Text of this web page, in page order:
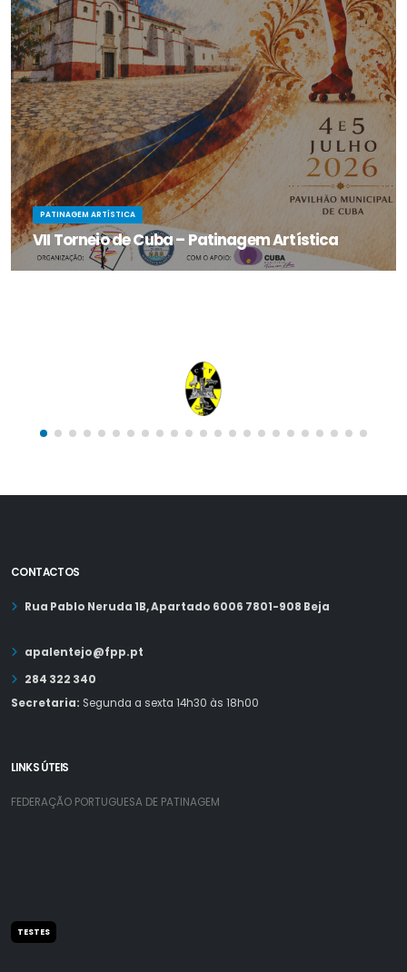
PATINAGEM ARTÍSTICA
VII Torneio de Cuba – Patinagem Artística
CONTACTOS
Rua Pablo Neruda 1B, Apartado 6006 7801-908 Beja
apalentejo@fpp.pt
284 322 340
Secretaria: Segunda a sexta 14h30 às 18h00
LINKS ÚTEIS
FEDERAÇÃO PORTUGUESA DE PATINAGEM
TESTES